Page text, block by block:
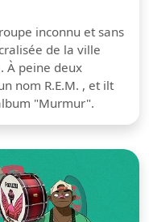
inconnu et sans
de la ville
À peine deux
nom R.E.M. , et ilt
"Murmur".